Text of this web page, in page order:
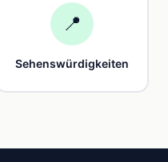
📍
Sehenswürdigkeiten